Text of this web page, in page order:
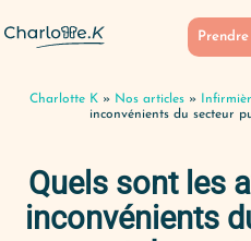
Charlotte K » Nos articles »
inconvénients du secteur
Quels sont les
inconvénients